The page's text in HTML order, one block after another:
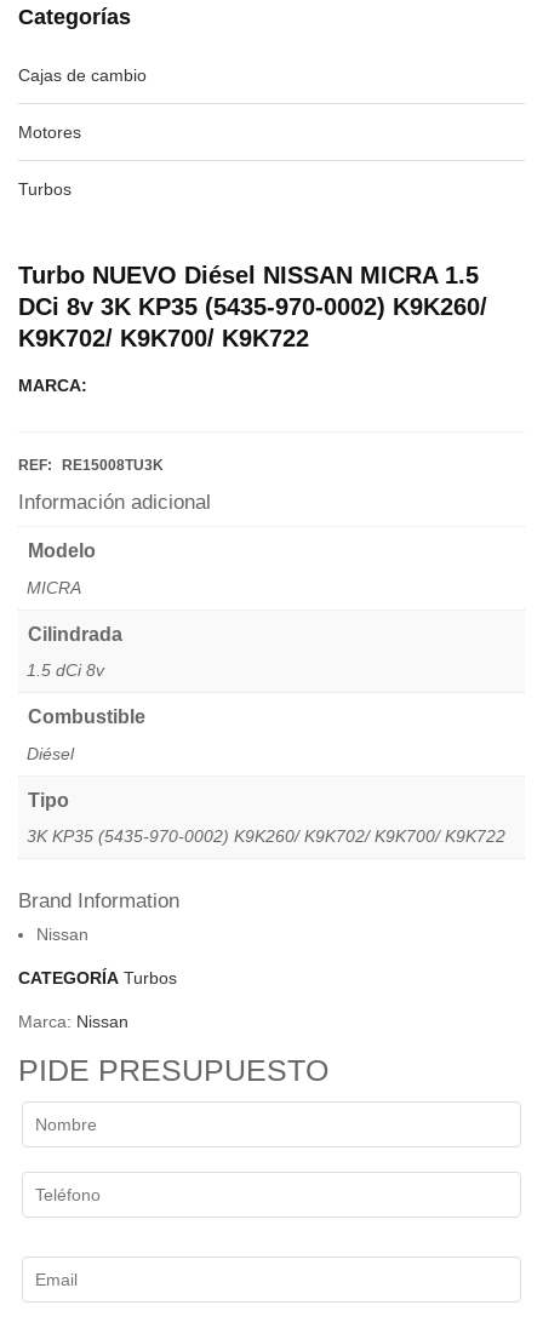
Categorías
Cajas de cambio
Motores
Turbos
Turbo NUEVO Diésel NISSAN MICRA 1.5
DCi 8v 3K KP35 (5435-970-0002) K9K260/
K9K702/ K9K700/ K9K722
MARCA:
REF: RE15008TU3K
Información adicional
Modelo
MICRA
Cilindrada
1.5 dCi 8v
Combustible
Diésel
Tipo
3K KP35 (5435-970-0002) K9K260/ K9K702/ K9K700/ K9K722
Brand Information
Nissan
CATEGORÍA Turbos
Marca: Nissan
PIDE PRESUPUESTO